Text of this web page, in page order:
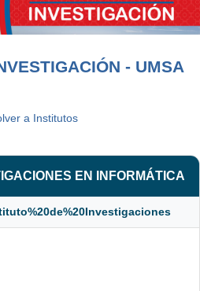
- UMSA
a Institutos
EN INFORMÁTICA